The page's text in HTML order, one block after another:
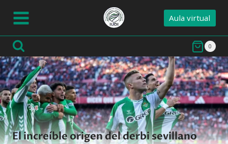
contenido
Aula virtual
0
El increíble origen del derbi sevillano